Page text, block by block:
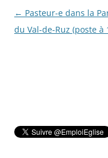
Navigation
des
← Pasteur-e dans la
du Val-de-Ruz (poste à